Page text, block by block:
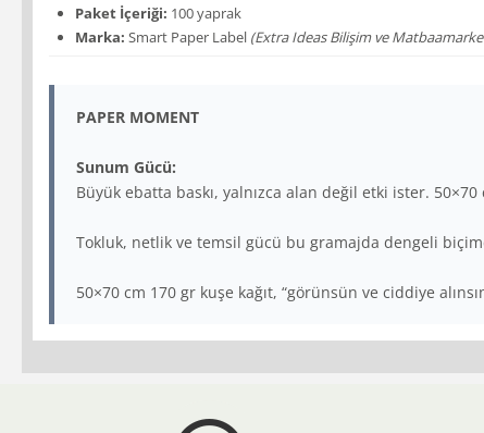
Paket İçeriği: 100 yaprak
Marka: Smart Paper Label (Extra Ideas Bilişim ve
PAPER MOMENT
Sunum Gücü:
Büyük ebatta baskı, yalnızca alan değil etki ister.
Tokluk, netlik ve temsil gücü bu gramajda dengeli
50×70 cm 170 gr kuşe kağıt, “görünsün ve ciddiye